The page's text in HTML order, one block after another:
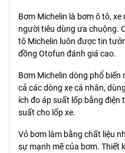
Bơm Michelin là bơm ô tô,
người tiêu dùng ưa chuộng.
tô Michelin luôn được tin
đồng Otofun đánh giá cao.
Bơm Michelin dòng phổ
cả các dòng xe cá nhân,
ích đo áp suất lốp bằng
suất cho lốp xe.
Vỏ bơm làm bằng chất liệu
sự mạnh mẽ của bơm. Thiết